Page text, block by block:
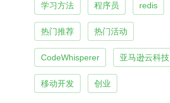
学习方法 程序员 redis
热门推荐 热门活动
CodeWhisperer 亚马逊云科技
移动开发 创业